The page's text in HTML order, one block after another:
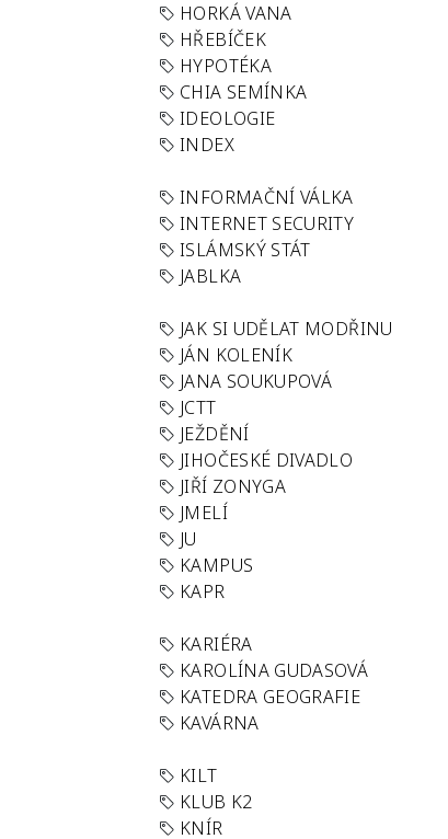
HORKÁ VANA
HŘEBÍČEK
HYPOTÉKA
CHIA SEMÍNKA
IDEOLOGIE
INDEX
INFORMAČNÍ VÁLKA
INTERNET SECURITY
ISLÁMSKÝ STÁT
JABLKA
JAK SI UDĚLAT MODŘINU
JÁN KOLENÍK
JANA SOUKUPOVÁ
JCTT
JEŽDĚNÍ
JIHOČESKÉ DIVADLO
JIŘÍ ZONYGA
JMELÍ
JU
KAMPUS
KAPR
KARIÉRA
KAROLÍNA GUDASOVÁ
KATEDRA GEOGRAFIE
KAVÁRNA
KILT
KLUB K2
KNÍR